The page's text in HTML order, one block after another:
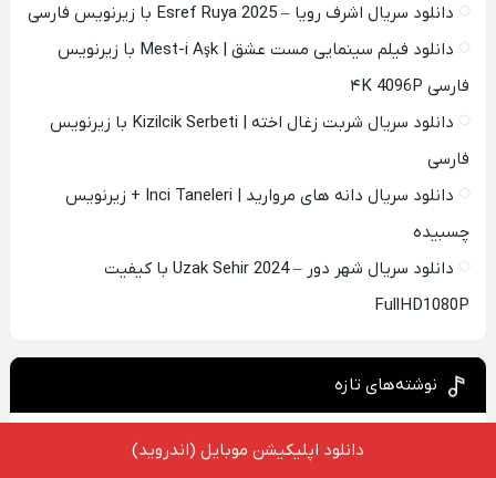
دانلود سریال اشرف رویا – Esref Ruya 2025 با زیرنویس فارسی
دانلود فیلم سینمایی مست عشق | Mest-i Aşk با زیرنویس
فارسی ۴K 4096P
دانلود سریال شربت زغال اخته | Kizilcik Serbeti با زیرنویس
فارسی
دانلود سریال دانه های مروارید | Inci Taneleri + زیرنویس
چسبیده
دانلود سریال شهر دور – Uzak Sehir 2024 با کیفیت
FullHD1080P
نوشته‌های تازه
دانلود سریال اشرف رویا – Esref Ruya 2025 با زیرنویس فارسیدانلود اپلیکیشن موبایل (اندروید)